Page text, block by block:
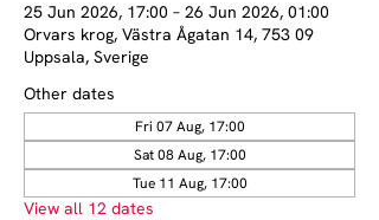
25 Jun 2026, 17:00 – 26 Jun 2026, 01:00
Orvars krog, Västra Ågatan 14, 753 09
Uppsala, Sverige
Other dates
Fri 07 Aug, 17:00
Sat 08 Aug, 17:00
Tue 11 Aug, 17:00
View all 12 dates